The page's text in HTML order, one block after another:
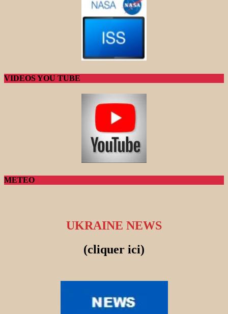
VIDEOS YOU TUBE
METEO
UKRAINE NEWS
(cliquer ici)